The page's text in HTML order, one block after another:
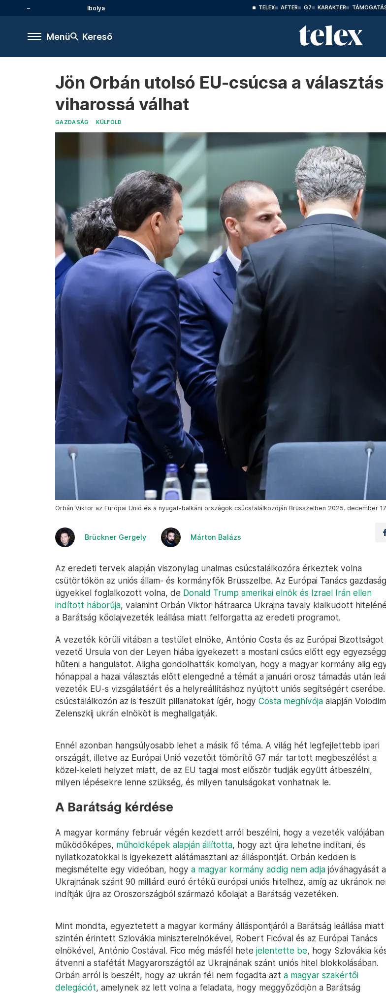
Ibolya TELEX AFTER G7 KARAKTER
Menü Kereső
Jön Orbán utolsó EU-csúcsa a
viharossá válhat
GAZDASÁG KÜLFÖLD
Orbán Viktor az Európai Unió és a nyugat-balkáni országok csúcstalálkozóján Brüsszelben 2025. december
Brückner Gergely Márton Balázs
Az eredeti tervek alapján viszonylag unalmas csúcstalálkozóra érkeztek volna
csütörtökön az uniós állam- és kormányfők Brüsszelbe. Az Európai Tanács
ügyekkel foglalkozott volna, de Donald Trump amerikai elnök és Izrael Irán ellen
indított háborúja, valamint Orbán Viktor hátraarca Ukrajna tavaly kialkudott
a Barátság kőolajvezeték leállása miatt felforgatta az eredeti programot.
A vezeték körüli vitában a testület elnöke, António Costa és az Európai Bizottságot
vezető Ursula von der Leyen hiába igyekezett a mostani csúcs előtt egy
hűteni a hangulatot. Aligha gondolhatták komolyan, hogy a magyar kormány alig
hónappal a hazai választás előtt elengedné a témát a januári orosz támadás után
vezeték EU-s vizsgálatáért és a helyreállításhoz nyújtott uniós segítségért
csúcstalálkozón az is feszült pillanatokat ígér, hogy Costa meghívója alapján
Zelenszkij ukrán elnököt is meghallgatják.
Ennél azonban hangsúlyosabb lehet a másik fő téma. A világ hét legfejlettebb ipari
országát, illetve az Európai Unió vezetőit tömörítő G7 már tartott megbeszélést a
közel-keleti helyzet miatt, de az EU tagjai most először tudják együtt átbeszélni,
milyen lépésekre lenne szükség, és milyen tanulságokat vonhatnak le.
A Barátság kérdése
A magyar kormány február végén kezdett arról beszélni, hogy a vezeték valójában
működőképes, műholdképek alapján állította, hogy azt újra lehetne indítani, és
nyilatkozatokkal is igyekezett alátámasztani az álláspontját. Orbán kedden is
megismételte egy videóban, hogy a magyar kormány addig nem adja jóváhagyását
Ukrajnának szánt 90 milliárd euró értékű európai uniós hitelhez, amíg az ukránok
indítják újra az Oroszországból származó kőolajat a Barátság vezetéken.
Mint mondta, egyeztetett a magyar kormány álláspontjáról a Barátság leállása miatt
szintén érintett Szlovákia miniszterelnökével, Robert Ficóval és az Európai Tanács
elnökével, António Costával. Fico még másfél hete jelentette be, hogy Szlovákia
átvenni a stafétát Magyarországtól az Ukrajnának szánt uniós hitel blokkolásában.
Orbán arról is beszélt, hogy az ukrán fél nem fogadta azt a magyar szakértői
delegációt, amelynek az lett volna a feladata, hogy meggyőződjön a Barátság